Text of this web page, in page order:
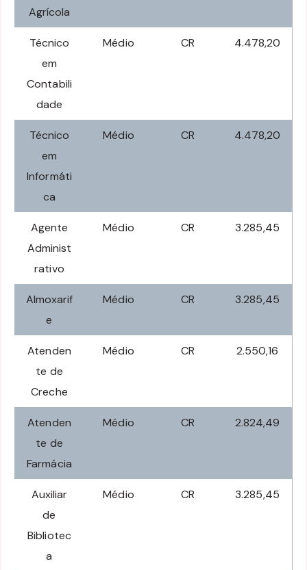
Agrícola
Técnico
em
Contabili
dade
Médio CR 4.478,20
Técnico
em
Informáti
ca
Médio CR 4.478,20
Agente
Administ
rativo
Médio CR 3.285,45
Almoxarif
e
Médio CR 3.285,45
Atenden
te de
Creche
Médio CR 2.550,16
Atenden
te de
Farmácia
Médio CR 2.824,49
Auxiliar
de
Bibliotec
a
Médio CR 3.285,45